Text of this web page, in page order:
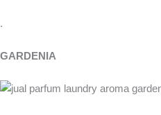
.
GARDENIA